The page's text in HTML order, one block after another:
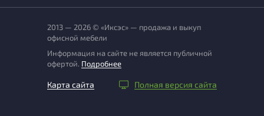
2013 — 2026 © «Иксэс» — продажа и выкуп
офисной мебели
Информация на сайте не является публичной
офертой. Подробнее
Карта сайта Полная версия сайта